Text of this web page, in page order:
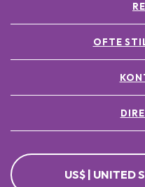
OFTE
US$ | UNITED